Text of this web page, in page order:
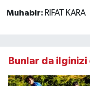
Muhabir: RIFAT KARA
Bunlar da